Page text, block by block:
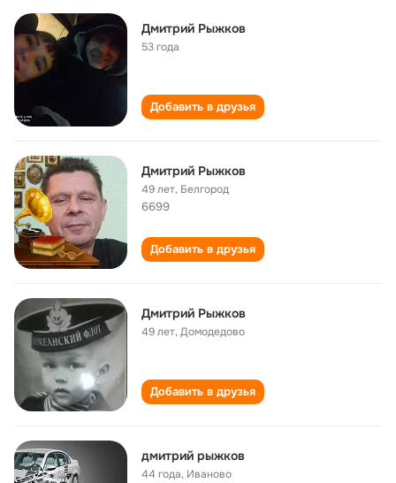
Дмитрий Рыжков
53 года
Добавить в друзья
Дмитрий Рыжков
49 лет, Белгород
6699
Добавить в друзья
Дмитрий Рыжков
49 лет,Домодедово
Добавить в друзья
дмитрий рыжков
44 года, Иваново